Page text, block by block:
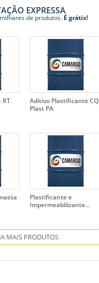
EXPRESSA
de produtos.É grátis!
RT
Aditivo Plastificante CQ
Plast PA
Plastificante e
Impermeabilizante...
MAIS PRODUTOS